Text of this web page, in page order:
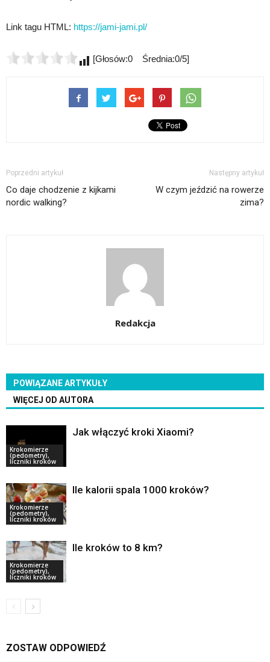
Link tagu HTML: https://jami-jami.pl/
[Głosów:0 Średnia:0/5]
Poprzedni artykuł
Co daje chodzenie z kijkami
nordic walking?
Następny artykuł
W czym jeździć na rowerze
zima?
Redakcja
POWIĄZANE ARTYKUŁY
WIĘCEJ OD AUTORA
Krokomierze
(pedometry),
liczniki kroków
Jak włączyć kroki Xiaomi?
Krokomierze
(pedometry),
liczniki kroków
Ile kalorii spala 1000 kroków?
Krokomierze
(pedometry),
liczniki kroków
Ile kroków to 8 km?
ZOSTAW ODPOWIEDŹ